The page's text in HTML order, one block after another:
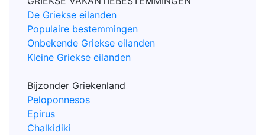
De Griekse eilanden
Populaire bestemmingen
Onbekende Griekse eilanden
Kleine Griekse eilanden
Bijzonder Griekenland
Peloponnesos
Epirus
Chalkidiki